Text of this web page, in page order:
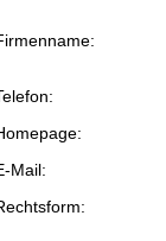
Mail: